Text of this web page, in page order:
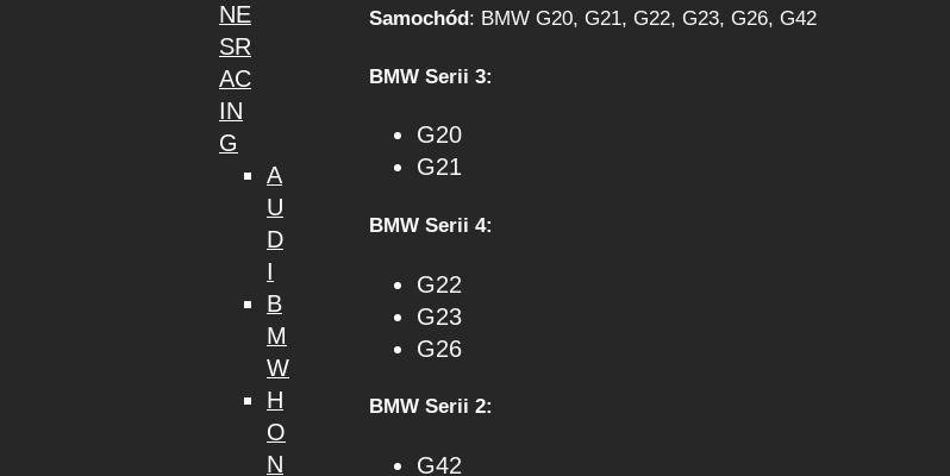
NE
SR
AC
IN
G
A
U
D
I
B
M
W
H
O
N
Samochód: BMW G20, G21, G22, G23, G26, G42
BMW Serii 3:
G20
G21
BMW Serii 4:
G22
G23
G26
BMW Serii 2:
G42